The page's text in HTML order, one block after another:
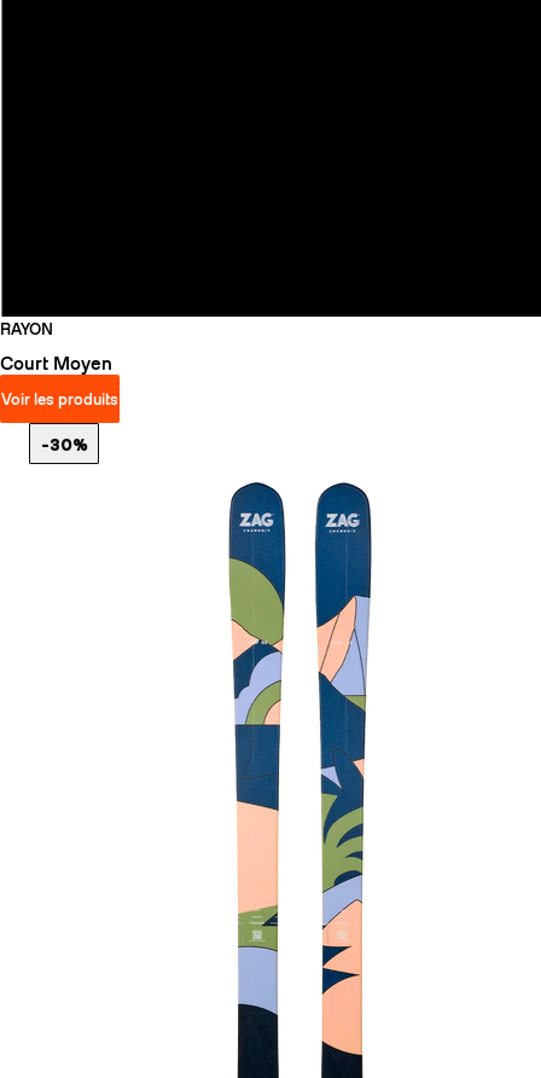
RAYON
Court Moyen
Voir les produits
-30%